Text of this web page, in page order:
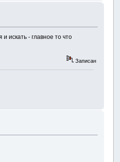
искать - главное то что
Записан